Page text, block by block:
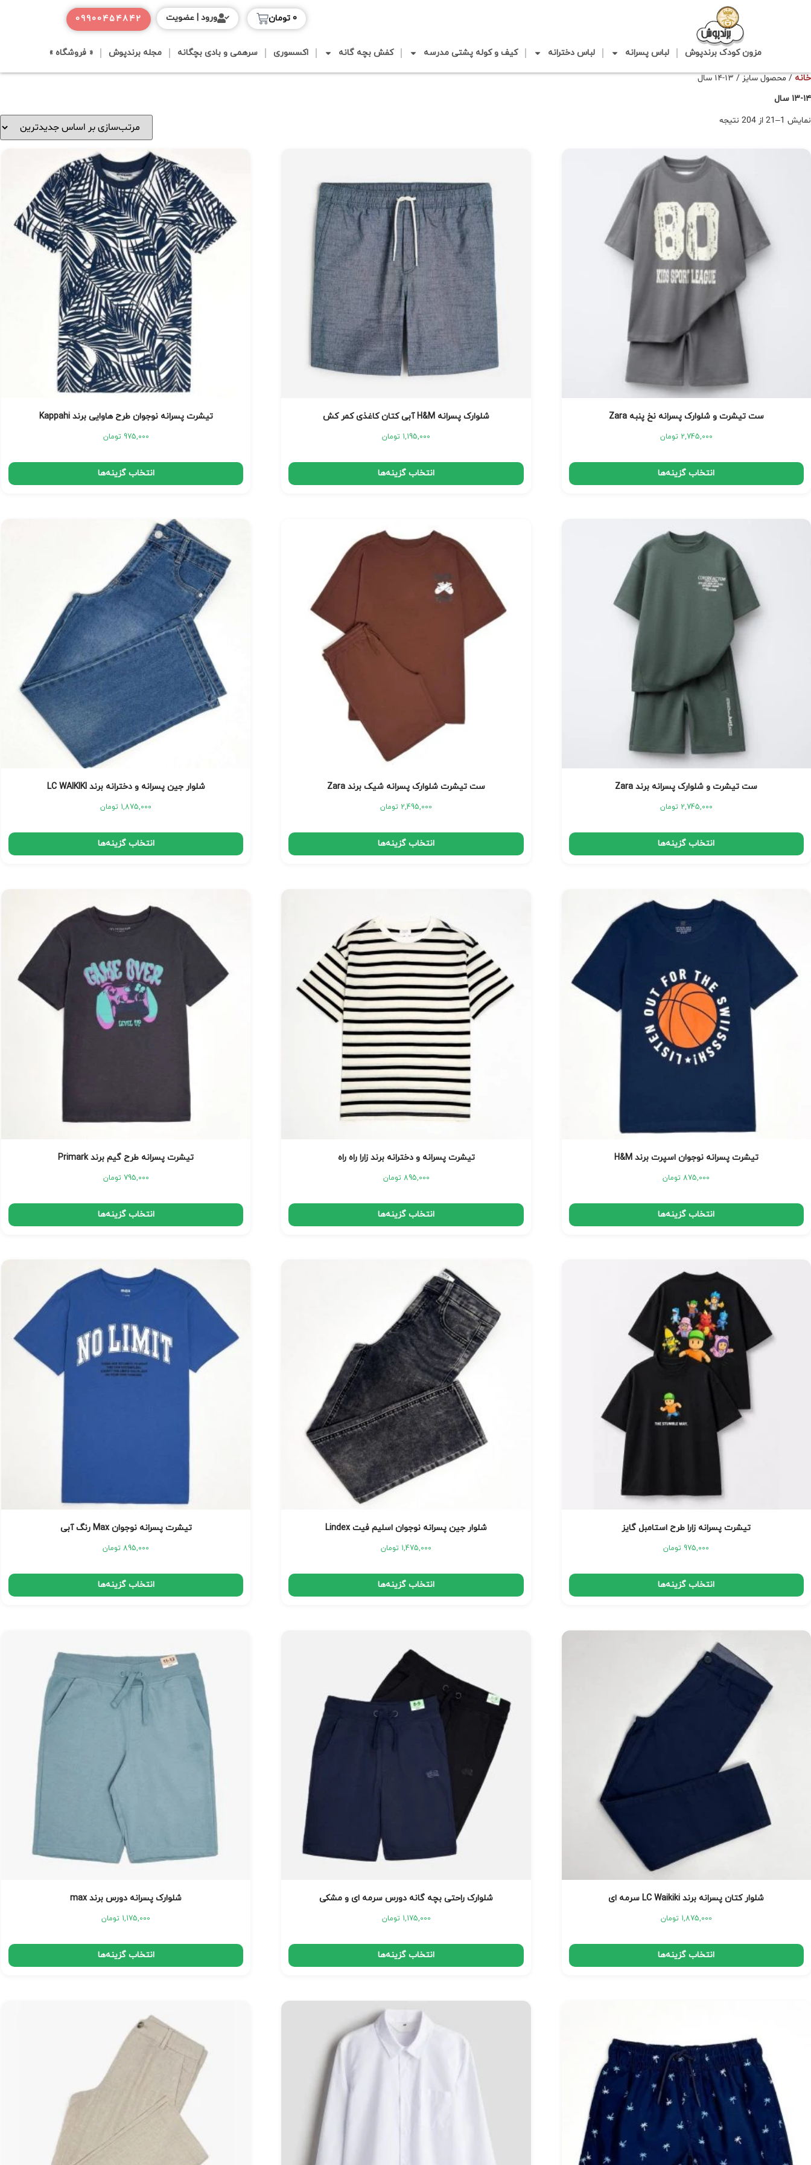
مزون کودک برندپوش لباس پسرانه لباس دخترانه کیف و کوله پشتی مدرسه کفش بچه گانه اکسسوری سرهمی و بادی بچگانه مجله برندپوش « فروشگاه »
0 تومان 09900454842 ورود | عضویت
خانه/ محصول سایز / ۱۳-۱۴ سال
۱۳-۱۴ سال
نمایش 1–21 از 204 نتیجه
ست تیشرت و شلوارک پسرانه نخ پنبه Zara
2,745,000 تومان
انتخاب گزینه‌ها
شلوارک پسرانه H&M آبی کتان کاغذی کمر کش
1,195,000 تومان
انتخاب گزینه‌ها
تیشرت پسرانه نوجوان طرح هاوایی برند Kappahi
975,000 تومان
انتخاب گزینه‌ها
ست تیشرت و شلوارک پسرانه برند Zara
2,745,000 تومان
انتخاب گزینه‌ها
ست تیشرت شلوارک پسرانه شیک برند Zara
2,495,000 تومان
انتخاب گزینه‌ها
شلوار جین پسرانه و دخترانه برند LC WAIKIKI
1,875,000 تومان
انتخاب گزینه‌ها
تیشرت پسرانه نوجوان اسپرت برند H&M
875,000 تومان
انتخاب گزینه‌ها
تیشرت پسرانه و دخترانه برند زارا راه راه
895,000 تومان
انتخاب گزینه‌ها
تیشرت پسرانه طرح گیم برند Primark
795,000 تومان
انتخاب گزینه‌ها
تیشرت پسرانه زارا طرح استامبل گایز
975,000 تومان
انتخاب گزینه‌ها
شلوار جین پسرانه نوجوان اسلیم فیت Lindex
1,475,000 تومان
انتخاب گزینه‌ها
تیشرت پسرانه نوجوان Max رنگ آبی
895,000 تومان
انتخاب گزینه‌ها
شلوار کتان پسرانه برند LC Waikiki سرمه ای
1,875,000 تومان
انتخاب گزینه‌ها
شلوارک راحتی بچه گانه دورس سرمه ای و مشکی
1,175,000 تومان
انتخاب گزینه‌ها
شلوارک پسرانه دورس برند max
1,175,000 تومان
انتخاب گزینه‌ها